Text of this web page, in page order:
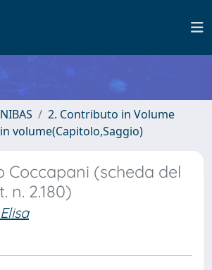
2. Contributo in Volume
volume(Capitolo,Saggio)
Coccapani (scheda del
n. 2.180)